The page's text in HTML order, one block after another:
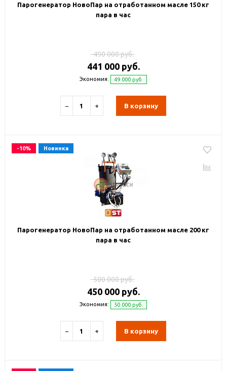
Парогенератор НовоПар на отработанном масле 150 кг
пара в час
490 000 руб.
441 000 руб.
Экономия: 49 000 руб.
− + В корзину
-10% Новинка
Парогенератор НовоПар на отработанном масле 200 кг
пара в час
500 000 руб.
450 000 руб.
Экономия: 50 000 руб.
− + В корзину